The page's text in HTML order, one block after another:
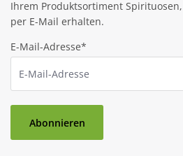
Ihrem Produktsortiment
per E-Mail erhalten.
E-Mail-Adresse*
Abonnieren